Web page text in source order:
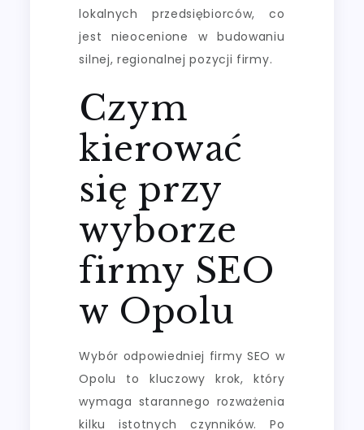
lokalnych przedsiębiorców, co
jest nieocenione w budowaniu
silnej, regionalnej pozycji firmy.
Czym
kierować
się przy
wyborze
firmy SEO
w Opolu
Wybór odpowiedniej firmy SEO w
Opolu to kluczowy krok, który
wymaga starannego rozważenia
kilku istotnych czynników. Po